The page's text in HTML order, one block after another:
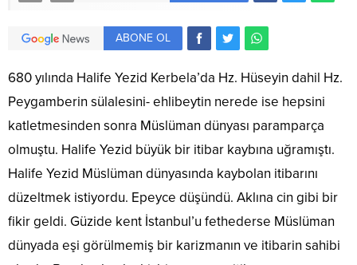
ABONE OL
680 yılında Halife Yezid Kerbela’da Hz. Hüseyin dahil Hz.
Peygamberin sülalesini- ehlibeytin nerede ise hepsini
katletmesinden sonra Müslüman dünyası paramparça
olmuştu. Halife Yezid büyük bir itibar kaybına uğramıştı.
Halife Yezid Müslüman dünyasında kaybolan itibarını
düzeltmek istiyordu. Epeyce düşündü. Aklına cin gibi bir
fikir geldi. Güzide kent İstanbul’u fethederse Müslüman
dünyada eşi görülmemiş bir karizmanın ve itibarin sahibi